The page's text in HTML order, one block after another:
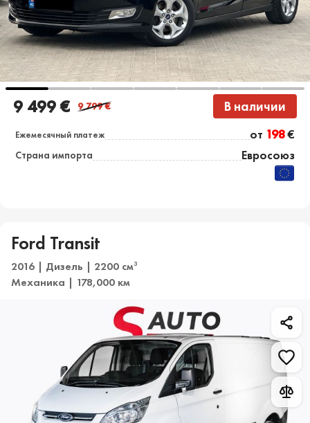
9 499 € 9 799€ В наличии
Ежемесячный платеж от 198€
Страна импорта Евросоюз
Ford Transit
2016 | Дизель | 2200 см3
Механика | 178,000 км